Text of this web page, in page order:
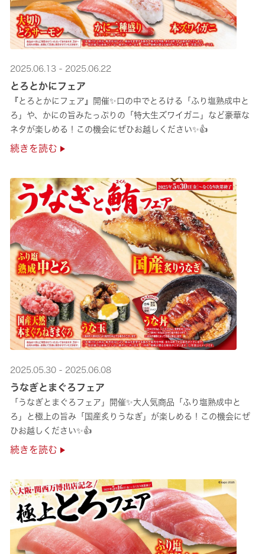
2025.06.13 - 2025.06.22
とろとかにフェア
『とろとかにフェア』開催✨口の中でとろける「ふり塩熟成中と
ろ」や、かにの旨みたっぷりの「特大生ズワイガニ」など豪華な
ネタが楽しめる！この機会にぜひお越しください✨👍
続きを読む
2025.05.30 - 2025.06.08
うなぎとまぐろフェア
「うなぎとまぐろフェア」開催✨大人気商品「ふり塩熟成中と
ろ」と極上の旨み「国産炙りうなぎ」が楽しめる！この機会にぜ
ひお越しください✨👍
続きを読む